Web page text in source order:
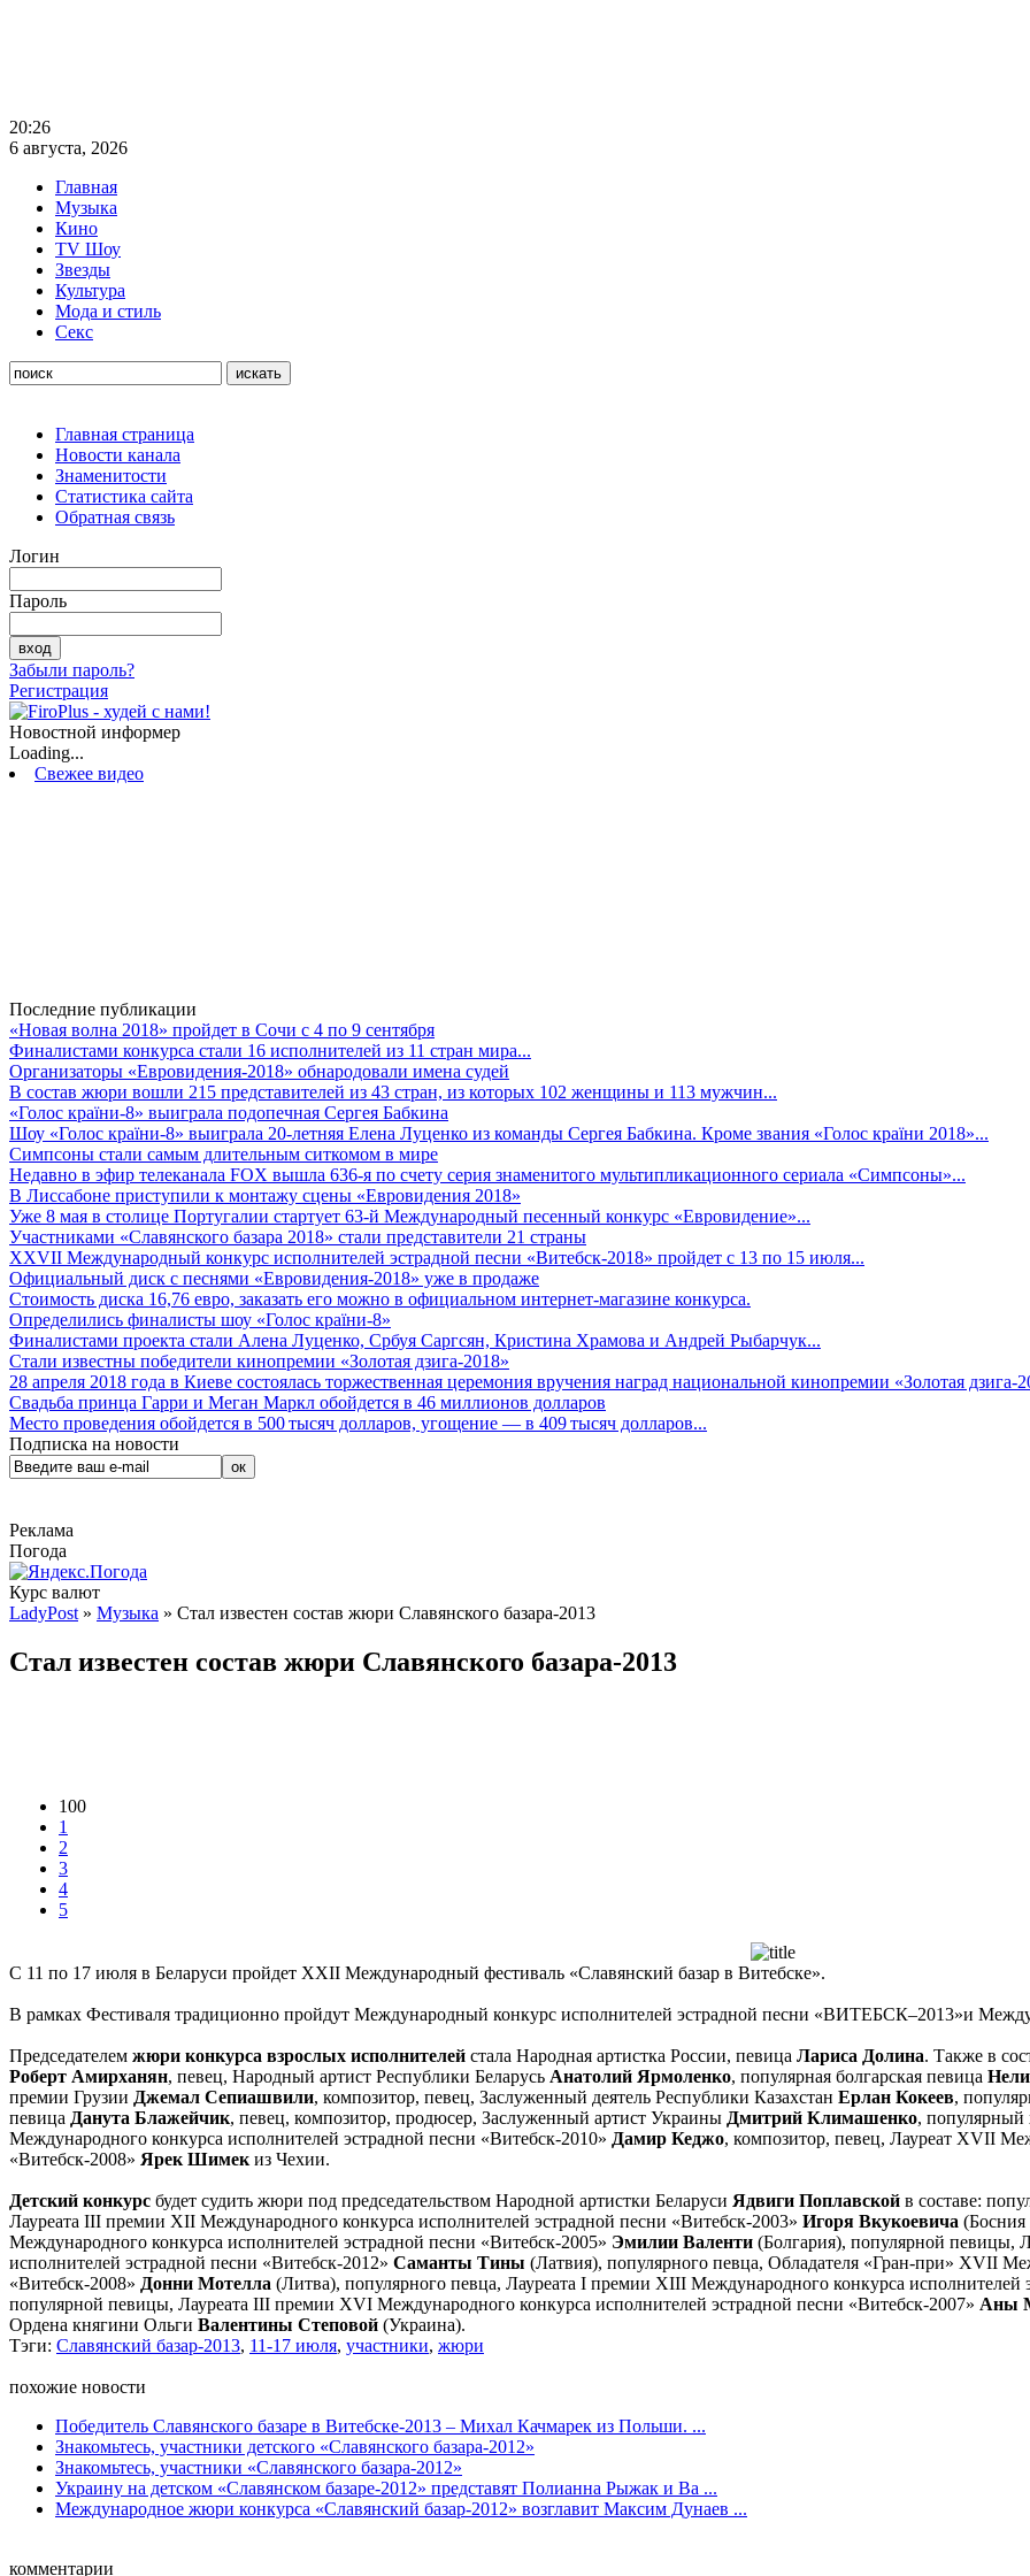
20:26
6 августа, 2026
Главная
Музыка
Кино
TV Шоу
Звезды
Культура
Мода и стиль
Секс
Главная страница
Новости канала
Знаменитости
Статистика сайта
Обратная связь
Логин
Пароль
Забыли пароль?
Регистрация
Новостной информер
Loading...
Свежее видео
Последние публикации
«Новая волна 2018» пройдет в Сочи с 4 по 9 сентября
Финалистами конкурса стали 16 исполнителей из 11 стран мира...
Организаторы «Евровидения-2018» обнародовали имена судей
В состав жюри вошли 215 представителей из 43 стран, из которых 102 женщины и 113 мужчин...
«Голос країни-8» выиграла подопечная Сергея Бабкина
Шоу «Голос країни-8» выиграла 20-летняя Елена Луценко из команды Сергея Бабкина. Кроме звания «Голос країни 2018»...
Симпсоны стали самым длительным ситкомом в мире
Недавно в эфир телеканала FOX вышла 636-я по счету серия знаменитого мультипликационного сериала «Симпсоны»...
В Лиссабоне приступили к монтажу сцены «Евровидения 2018»
Уже 8 мая в столице Португалии стартует 63-й Международный песенный конкурс «Евровидение»...
Участниками «Славянского базара 2018» стали представители 21 страны
XXVII Международный конкурс исполнителей эстрадной песни «Витебск-2018» пройдет с 13 по 15 июля...
Официальный диск с песнями «Евровидения-2018» уже в продаже
Стоимость диска 16,76 евро, заказать его можно в официальном интернет-магазине конкурса.
Определились финалисты шоу «Голос країни-8»
Финалистами проекта стали Алена Луценко, Србуя Саргсян, Кристина Храмова и Андрей Рыбарчук...
Стали известны победители кинопремии «Золотая дзига-2018»
28 апреля 2018 года в Киеве состоялась торжественная церемония вручения наград национальной кинопремии «Золотая дзига-
Свадьба принца Гарри и Меган Маркл обойдется в 46 миллионов долларов
Место проведения обойдется в 500 тысяч долларов, угощение — в 409 тысяч долларов...
Подписка на новости
Реклама
Погода
Курс валют
LadyPost » Музыка » Стал известен состав жюри Славянского базара-2013
Стал известен состав жюри Славянского базара-2013
100
1
2
3
4
5
С 11 по 17 июля в Беларуси пройдет ХХІІ Международный фестиваль «Славянский базар в Витебске».
В рамках Фестиваля традиционно пройдут Международный конкурс исполнителей эстрадной песни «ВИТЕБСК–2013»и
Председателем жюри конкурса взрослых исполнителей стала Народная артистка России, певица Лариса Долина. Также в
Роберт Амирханян, певец, Народный артист Республики Беларусь Анатолий Ярмоленко, популярная болгарская певица
премии Грузии Джемал Сепиашвили, композитор, певец, Заслуженный деятель Республики Казахстан Ерлан Кокеев,
певица Данута Блажейчик, певец, композитор, продюсер, Заслуженный артист Украины Дмитрий Климашенко, популярный
Международного конкурса исполнителей эстрадной песни «Витебск-2010» Дамир Кеджо, композитор, певец, Лауреат XVII
«Витебск-2008» Ярек Шимек из Чехии.
Детский конкурс будет судить жюри под председательством Народной артистки Беларуси Ядвиги Поплавской в составе:
Лауреата III премии XII Международного конкурса исполнителей эстрадной песни «Витебск-2003» Игоря Вкукоевича
Международного конкурса исполнителей эстрадной песни «Витебск-2005» Эмилии Валенти (Болгария), популярной певицы,
исполнителей эстрадной песни «Витебск-2012» Саманты Тины (Латвия), популярного певца, Обладателя «Гран-при» XVII
«Витебск-2008» Донни Мотелла (Литва), популярного певца, Лауреата I премии XIII Международного конкурса исполнителей
популярной певицы, Лауреата III премии XVI Международного конкурса исполнителей эстрадной песни «Витебск-2007» Аны
Ордена княгини Ольги Валентины Степовой (Украина).
Тэги: Славянский базар-2013, 11-17 июля, участники, жюри
похожие новости
Победитель Славянского базаре в Витебске-2013 – Михал Качмарек из Польши. ...
Знакомьтесь, участники детского «Славянского базара-2012»
Знакомьтесь, участники «Славянского базара-2012»
Украину на детском «Славянском базаре-2012» представят Полианна Рыжак и Ва ...
Международное жюри конкурса «Славянский базар-2012» возглавит Максим Дунаев ...
комментарии